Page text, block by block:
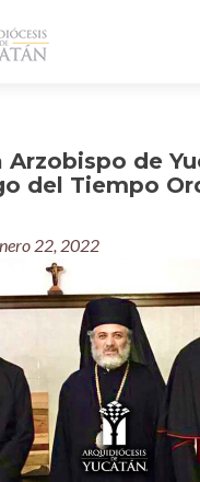
Arzobispo de
del Tiempo
22, 2022